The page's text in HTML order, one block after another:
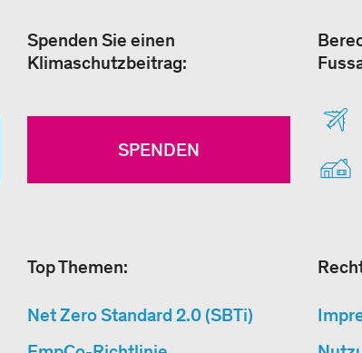
Spenden Sie einen
Klimaschutzbeitrag:
SPENDEN
Top Themen:
Net Zero Standard 2.0 (SBTi)